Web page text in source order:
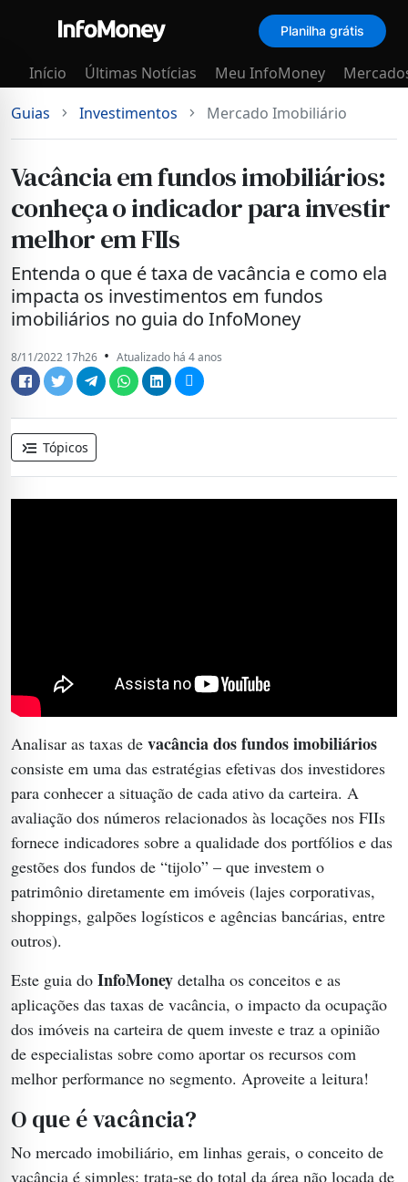
Planilha grátis
Início Últimas Notícias Meu InfoMoney
Guias
Investimentos Mercado Imobiliário
Vacância em fundos imobiliários:
conheça o indicador para investir
melhor em FIIs
Entenda o que é taxa de vacância e como ela
impacta os investimentos em fundos
imobiliários no guia do InfoMoney
8/11/2022 17h26 • Atualizado há 4 anos
menu_open Tópicos
Analisar as taxas de vacânciados fundos imobiliários
consiste em uma das estratégias efetivas dos investidores
para conhecer a situação de cada ativo da carteira. A
avaliação dos números relacionados às locações nos FIIs
fornece indicadores sobre a qualidade dos portfólios e das
gestões dos fundos de “tijolo” – que investem o
patrimônio diretamente em imóveis (lajes corporativas,
shoppings, galpões logísticos e agências bancárias, entre
outros).
Este guia do InfoMoney detalha os conceitos e as
aplicações das taxas de vacância, o impacto da ocupação
dos imóveis na carteira de quem investe e traz a opinião
de especialistas sobre como aportar os recursos com
melhor performance no segmento. Aproveite a leitura!
O que é vacância?
No mercado imobiliário, em linhas gerais, o conceito de
vacância é simples: trata-se do total da área não locada de